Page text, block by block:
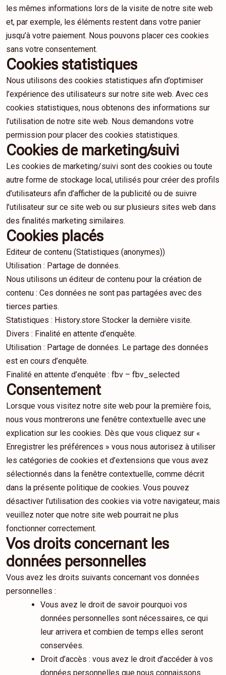
les mêmes informations lors de la visite de notre site web
et, par exemple, les éléments restent dans votre panier
jusqu’à votre paiement. Nous pouvons placer ces cookies
sans votre consentement.
Cookies statistiques
Nous utilisons des cookies statistiques afin d’optimiser
l’expérience des utilisateurs sur notre site web. Avec ces
cookies statistiques, nous obtenons des informations sur
l’utilisation de notre site web. Nous demandons votre
permission pour placer des cookies statistiques.
Cookies de marketing/suivi
Les cookies de marketing/suivi sont des cookies ou toute
autre forme de stockage local, utilisés pour créer des profils
d’utilisateurs afin d’afficher de la publicité ou de suivre
l’utilisateur sur ce site web ou sur plusieurs sites web dans
des finalités marketing similaires.
Cookies placés
Editeur de contenu (Statistiques (anonymes))
Utilisation : Partage de données.
Nous utilisons un éditeur de contenu pour la création de
contenu : Ces données ne sont pas partagées avec des
tierces parties.
Statistiques : History.store Stocker la dernière visite.
Divers : Finalité en attente d’enquête.
Utilisation : Partage de données. Le partage des données
est en cours d’enquête.
Finalité en attente d’enquête : fbv – fbv_selected
Consentement
Lorsque vous visitez notre site web pour la première fois,
nous vous montrerons une fenêtre contextuelle avec une
explication sur les cookies. Dès que vous cliquez sur «
Enregistrer les préférences » vous nous autorisez à utiliser
les catégories de cookies et d’extensions que vous avez
sélectionnés dans la fenêtre contextuelle, comme décrit
dans la présente politique de cookies. Vous pouvez
désactiver l’utilisation des cookies via votre navigateur, mais
veuillez noter que notre site web pourrait ne plus
fonctionner correctement.
Vos droits concernant les
données personnelles
Vous avez les droits suivants concernant vos données
personnelles :
Vous avez le droit de savoir pourquoi vos
données personnelles sont nécessaires, ce qui
leur arrivera et combien de temps elles seront
conservées.
Droit d’accès : vous avez le droit d’accéder à vos
données personnelles que nous connaissons.